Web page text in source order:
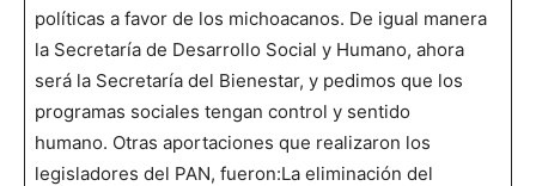
políticas a favor de los michoacanos. De igual manera
la Secretaría de Desarrollo Social y Humano, ahora
será la Secretaría del Bienestar, y pedimos que los
programas sociales tengan control y sentido
humano. Otras aportaciones que realizaron los
legisladores del PAN, fueron:La eliminación del